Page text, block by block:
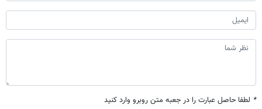
* لطفا حاصل عبارت را در جعبه متن روبرو وارد کنید